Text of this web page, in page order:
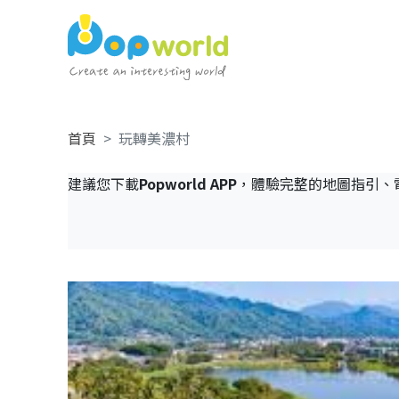
首頁 玩轉美濃村
建議您下載Popworld APP，體驗完整的地圖指引